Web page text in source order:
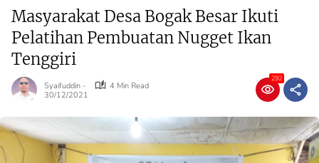
Masyarakat Desa Bogak Besar Ikuti
Pelatihan Pembuatan Nugget Ikan
Tenggiri
Syaifuddin -
4 Min Read
30/12/2021
292